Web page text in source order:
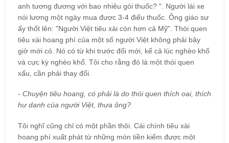
anh tương đương với bao nhiêu gói thuốc? ". Người lái xe
nói lương một ngày mua được 3-4 điếu thuốc. Ông giáo sư
ấy thốt lên: "Người Việt tiêu xài còn hơn cả Mỹ". Thói quen
tiêu xài hoang phí của một số người Việt không phải bây
giờ mới có. Nó có từ khi trước đổi mới, kể cả lúc nghèo khổ
và cực kỳ nghèo khổ. Tôi cho rằng đó là một thói quen
xấu, cần phải thay đổi.
- Chuyện tiêu hoang, có phải là do thói quen thích oai, thích
hư danh của người Việt, thưa ông?
Tôi nghĩ cũng chỉ có một phần thôi. Cái chính tiêu xài
hoang phí xuất phát từ những món tiền kiếm được một